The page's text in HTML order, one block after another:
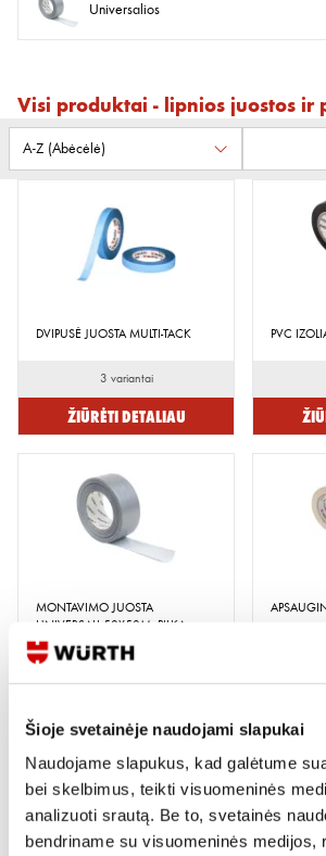
Šioje svetainėje naudojami slapukai
Naudojame slapukus, kad galėtume
bei skelbimus, teikti visuomeninės
analizuoti srautą. Be to, svetainės
bendriname su visuomeninės medijos,
Universalios
Visi produktai - lipnios juostos ir
DVIPUSĖ JUOSTA MULTI-TACK
3 variantai
Žiūrėti detaliau
PVC
MONTAVIMO JUOSTA
UNIVERSALI 50X50M, PILKA
Peržiūrėti